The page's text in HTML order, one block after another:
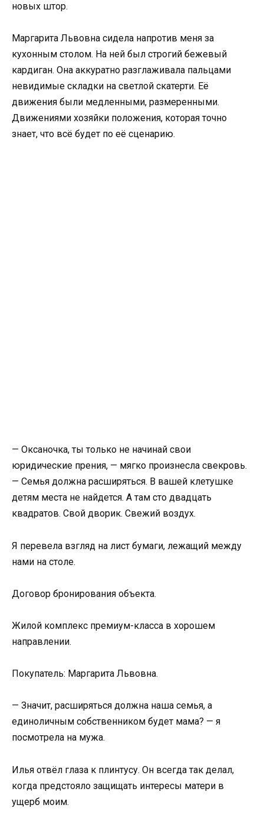
новых штор.
Маргарита Львовна сидела напротив меня за
кухонным столом. На ней был строгий бежевый
кардиган. Она аккуратно разглаживала пальцами
невидимые складки на светлой скатерти. Её
движения были медленными, размеренными.
Движениями хозяйки положения, которая точно
знает, что всё будет по её сценарию.
— Оксаночка, ты только не начинай свои
юридические прения, — мягко произнесла свекровь.
— Семья должна расширяться. В вашей клетушке
детям места не найдется. А там сто двадцать
квадратов. Свой дворик. Свежий воздух.
Я перевела взгляд на лист бумаги, лежащий между
нами на столе.
Договор бронирования объекта.
Жилой комплекс премиум-класса в хорошем
направлении.
Покупатель: Маргарита Львовна.
— Значит, расширяться должна наша семья, а
единоличным собственником будет мама? — я
посмотрела на мужа.
Илья отвёл глаза к плинтусу. Он всегда так делал,
когда предстояло защищать интересы матери в
ущерб моим.